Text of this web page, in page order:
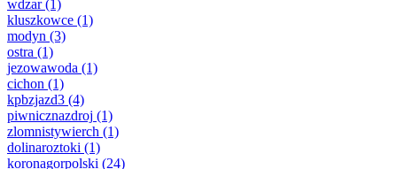
wdzar(1)
kluszkowce (1)
modyn (3)
ostra (1)
jezowawoda (1)
cichon (1)
kpbzjazd3 (4)
piwnicznazdroj (1)
zlomnistywierch (1)
dolinaroztoki (1)
koronagorpolski (24)